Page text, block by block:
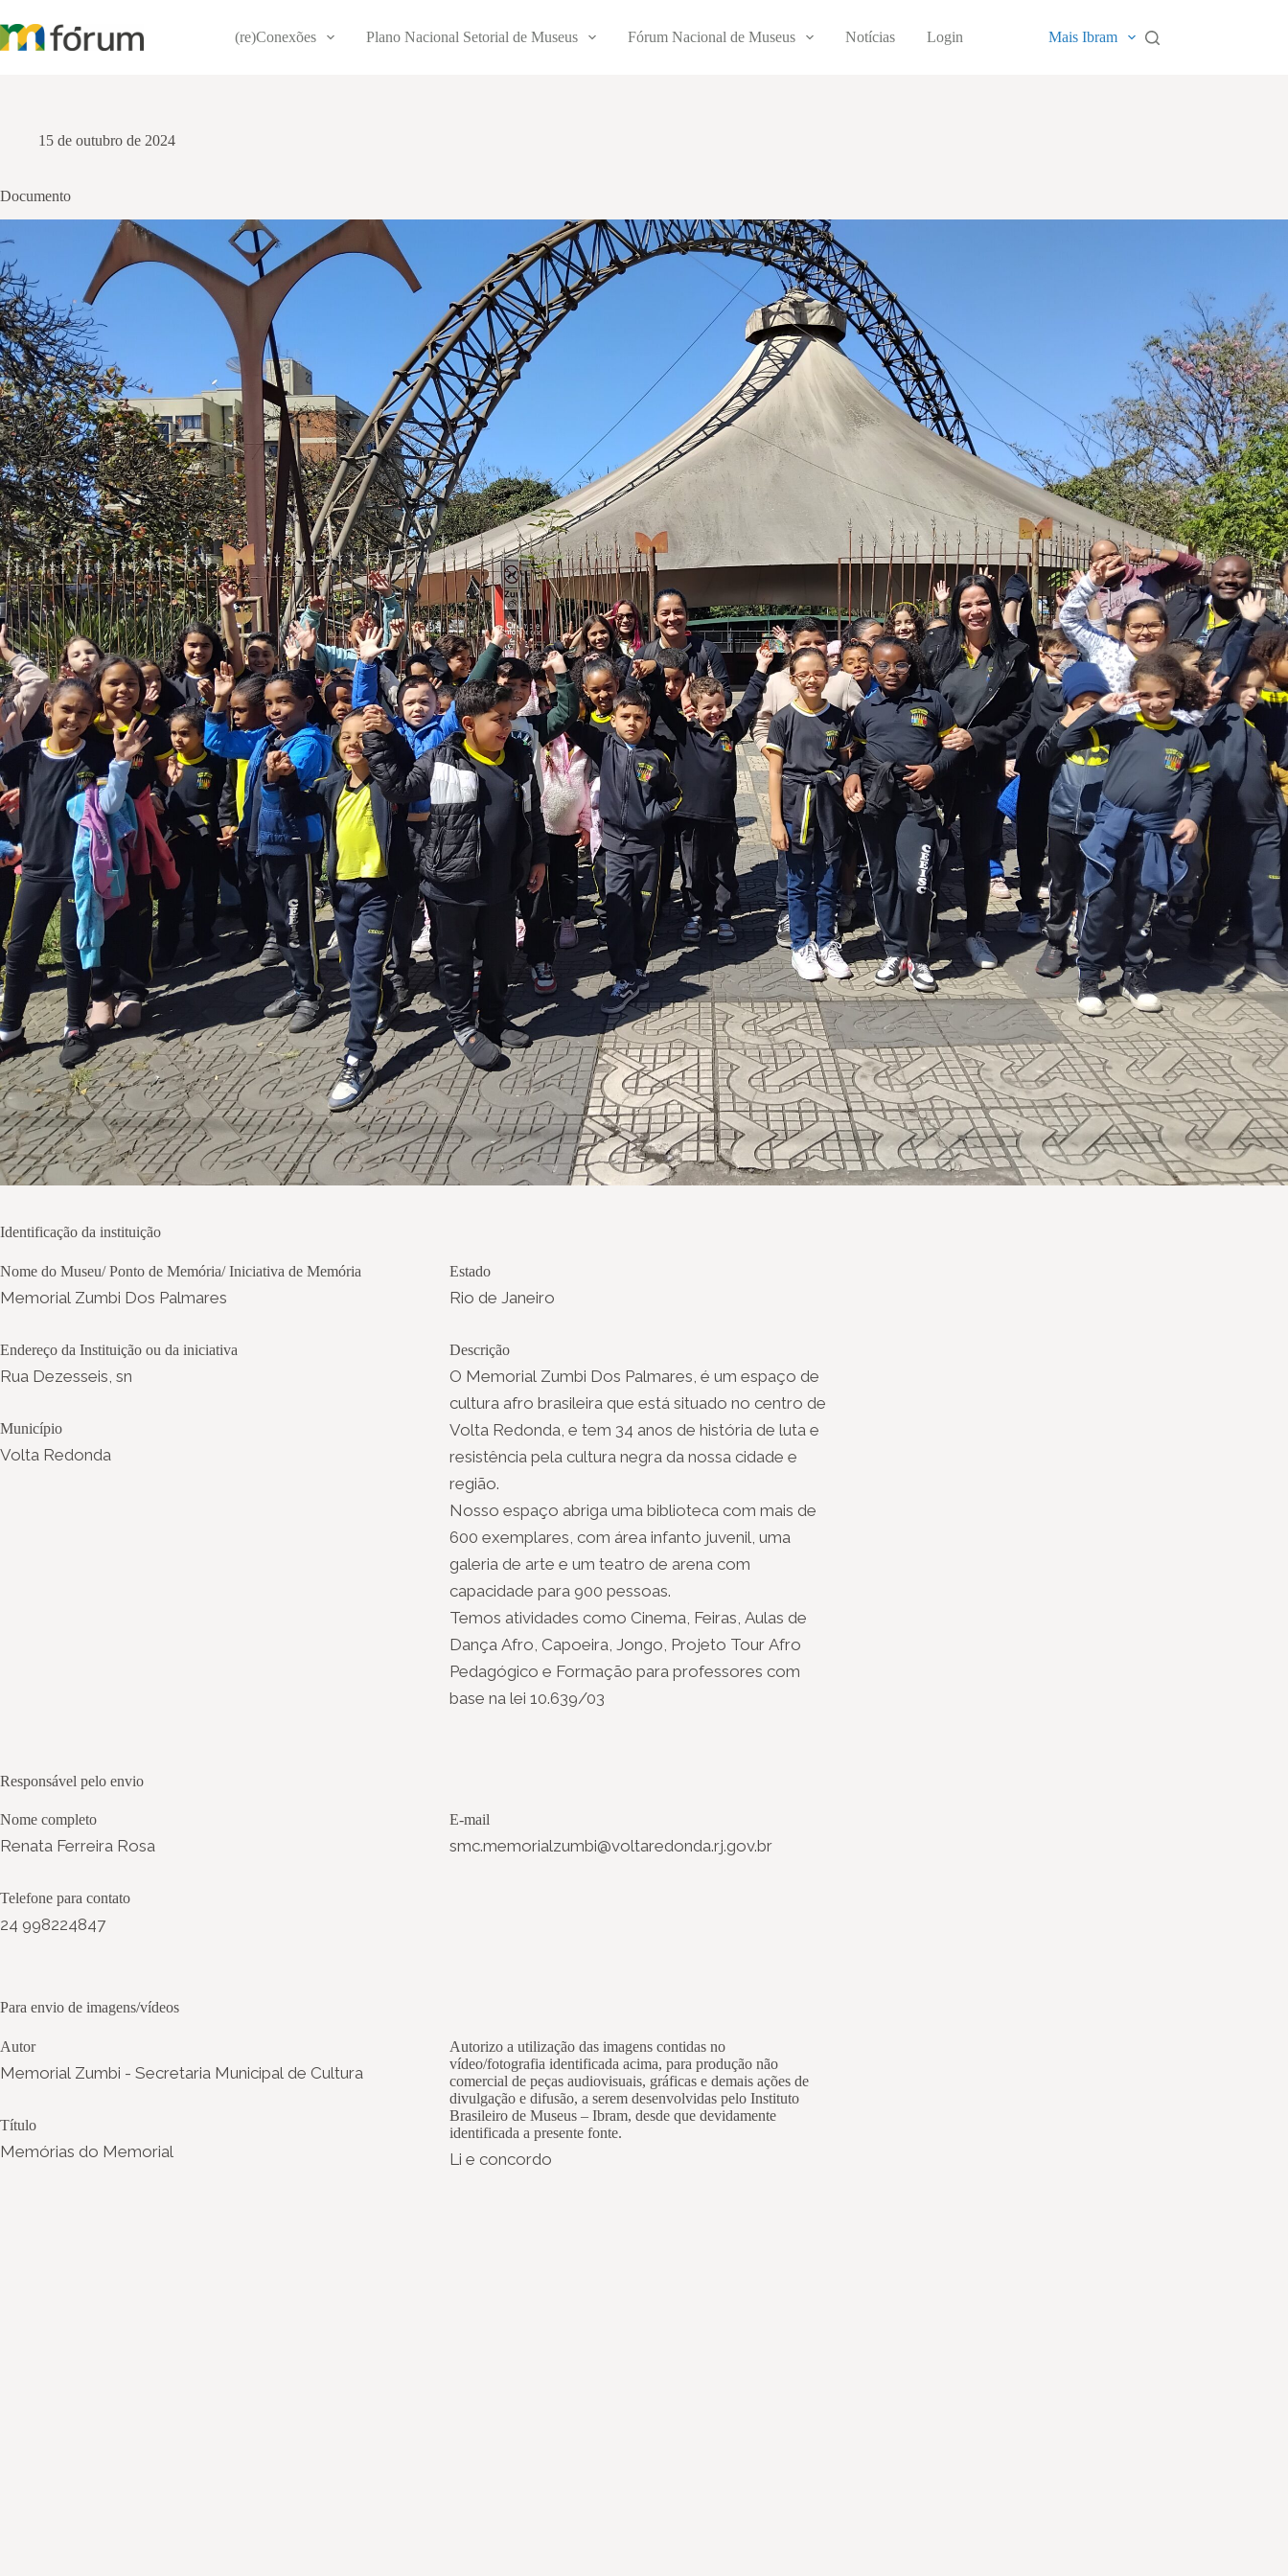
para
o
(re)Conexões Plano Nacional Setorial de Museus Fórum Nacional de Museus Notícias Login Mais Ibram
15 de outubro de 2024
Documento
Identificação da instituição
Nome do Museu/ Ponto de Memória/ Iniciativa de Memória
Memorial Zumbi Dos Palmares
Endereço da Instituição ou da iniciativa
Rua Dezesseis, sn
Município
Volta Redonda
Estado
Rio de Janeiro
Descrição
O Memorial Zumbi Dos Palmares, é um espaço de
cultura afro brasileira que está situado no centro de
Volta Redonda, e tem 34 anos de história de luta e
resistência pela cultura negra da nossa cidade e
região.
Nosso espaço abriga uma biblioteca com mais de
600 exemplares, com área infanto juvenil, uma
galeria de arte e um teatro de arena com
capacidade para 900 pessoas.
Temos atividades como Cinema, Feiras, Aulas de
Dança Afro, Capoeira, Jongo, Projeto Tour Afro
Pedagógico e Formação para professores com
base na lei 10.639/03
Responsável pelo envio
Nome completo
Renata Ferreira Rosa
Telefone para contato
24 998224847
E-mail
smc.memorialzumbi@voltaredonda.rj.gov.br
Para envio de imagens/vídeos
Autor
Memorial Zumbi - Secretaria Municipal de Cultura
Título
Memórias do Memorial
Autorizo a utilização das imagens contidas no
vídeo/fotografia identificada acima, para produção não
comercial de peças audiovisuais, gráficas e demais ações de
divulgação e difusão, a serem desenvolvidas pelo Instituto
Brasileiro de Museus – Ibram, desde que devidamente
identificada a presente fonte.
Li e concordo